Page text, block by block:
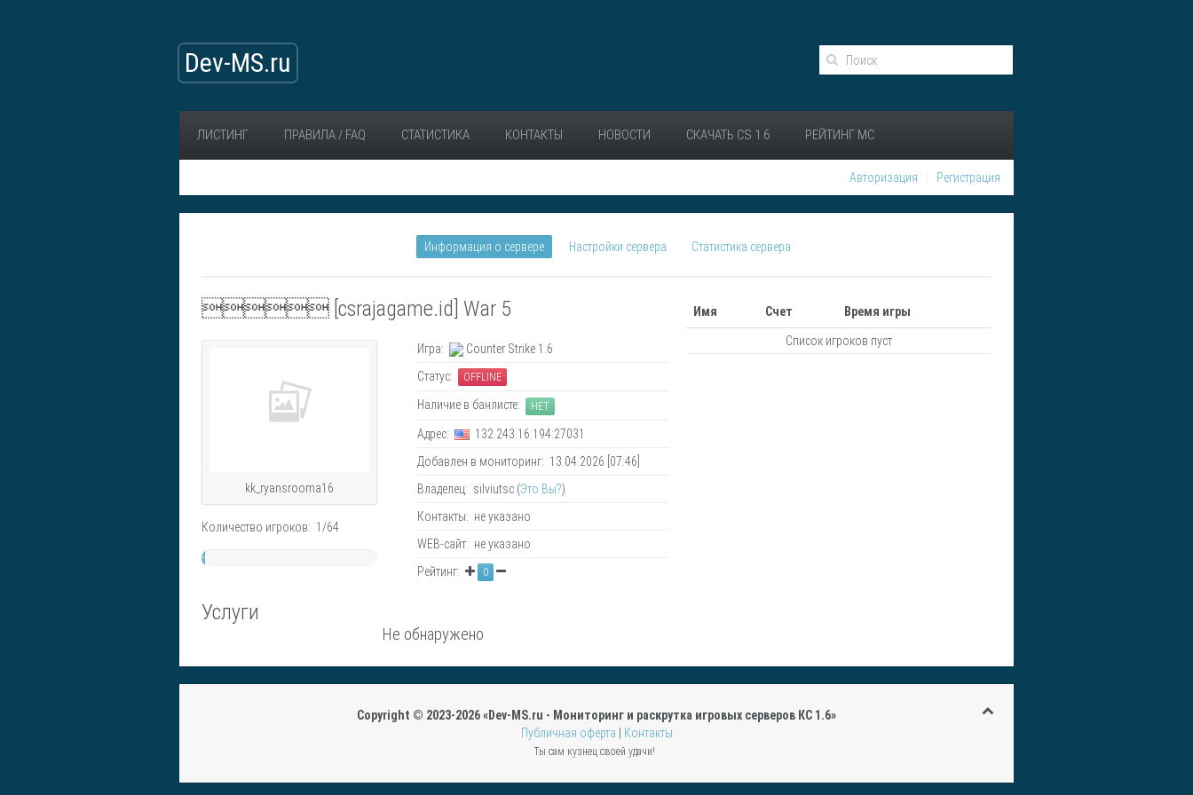
Dev-MS.ru
ЛИСТИНГ ПРАВИЛА / FAQ СТАТИСТИКА КОНТАКТЫ НОВОСТИ СКАЧАТЬ CS 1.6 РЕЙТИНГ МС
Авторизация Регистрация
Информация о сервере Настройки сервера Статистика сервера
 [csrajagame.id] War 5
kk_ryansrooma16
Количество игроков: 1/64
~
Игра:
Counter Strike 1.6
Статус:
OFFLINE
Наличие в банлисте: НЕТ
Адрес:
132.243.16.194:27031
Добавлен в мониторинг: 13.04.2026 [07:46]
Владелец: silviutsc (Это Вы?)
Контакты: не указано
WEB-сайт: не указано
Рейтинг:
0
Услуги
Не обнаружено
Имя Счет Время игры
Список игроков пуст
Copyright © 2023-2026 «Dev-MS.ru - Мониторинг и раскрутка игровых серверов КС 1.6»
Публичная оферта
Контакты
Ты сам кузнец своей удачи!